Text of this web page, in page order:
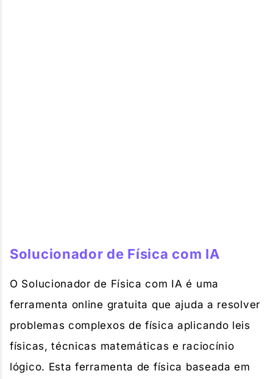
Solucionador de Física com IA
O Solucionador de Física com IA é uma
ferramenta online gratuita que ajuda a resolver
problemas complexos de física aplicando leis
físicas, técnicas matemáticas e raciocínio
lógico. Esta ferramenta de física baseada em